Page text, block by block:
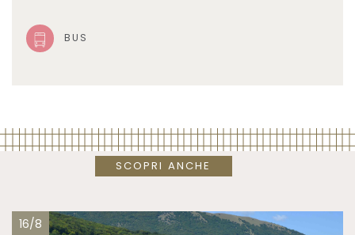
BUS
SCOPRI ANCHE
16/8